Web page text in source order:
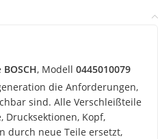
BOSCH, Modell 0445010079
die Anforderungen,
sind. Alle Verschleißteile
Drucksektionen, Kopf,
durch neue Teile ersetzt,